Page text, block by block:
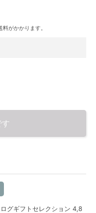
がかかります。
グギフトセレクション 4,8